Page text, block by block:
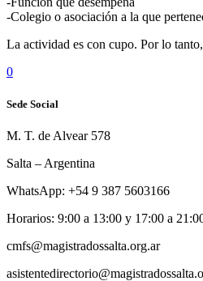
-Colegio o asociación a la que
La actividad es con cupo. Por lo
0
Sede Social
M. T. de Alvear 578
Salta – Argentina
WhatsApp: +54 9 387 5603166
Horarios: 9:00 a 13:00 y 17:00 a
cmfs@magistradossalta.org.ar